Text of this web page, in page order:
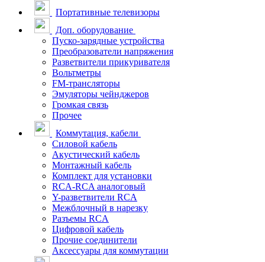
Портативные телевизоры
Доп. оборудование
Пуско-зарядные устройства
Преобразователи напряжения
Разветвители прикуривателя
Вольтметры
FM-трансляторы
Эмуляторы чейнджеров
Громкая связь
Прочее
Коммутация, кабели
Силовой кабель
Акустический кабель
Монтажный кабель
Комплект для установки
RCA-RCA аналоговый
Y-разветвители RCA
Межблочный в нарезку
Разъемы RCA
Цифровой кабель
Прочие соединители
Аксессуары для коммутации